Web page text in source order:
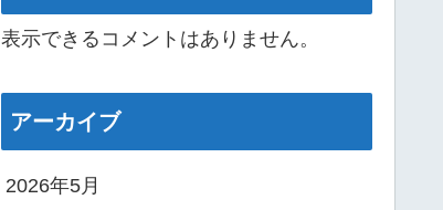
表示できるコメントはありません。
アーカイブ
2026年5月